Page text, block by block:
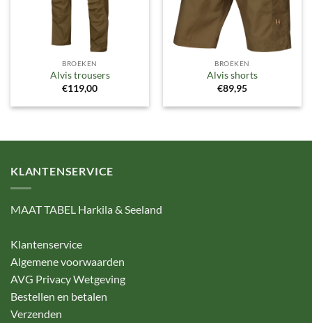
BROEKEN
Alvis trousers
€119,00
BROEKEN
Alvis shorts
€89,95
KLANTENSERVICE
MAAT TABEL Harkila & Seeland
Klantenservice
Algemene voorwaarden
AVG Privacy Wetgeving
Bestellen en betalen
Verzenden